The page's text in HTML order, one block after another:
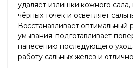
удаляет излишки кожного сала,
чёрных точек и осветляет
Восстанавливает оптимальный
умывания, подготавливает
нанесению последующего
работу сальных желёз и